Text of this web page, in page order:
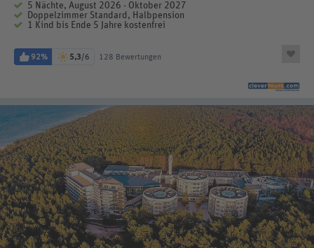
5 Nächte, August 2026 - Oktober 2027
Doppelzimmer Standard, Halbpension
1 Kind bis Ende 5 Jahre kostenfrei
92% 5,3/6 128 Bewertungen